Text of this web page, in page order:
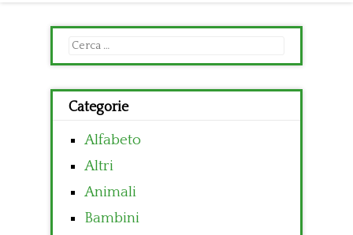
Ricerca
per:
Categorie
Alfabeto
Altri
Animali
Bambini